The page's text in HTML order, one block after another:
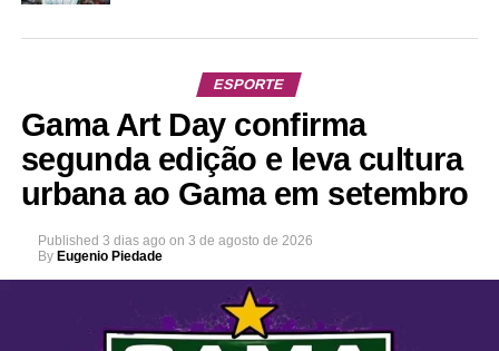
ESPORTE
Gama Art Day confirma
segunda edição e leva cultura
urbana ao Gama em setembro
Published 3 dias ago on 3 de agosto de 2026
By Eugenio Piedade